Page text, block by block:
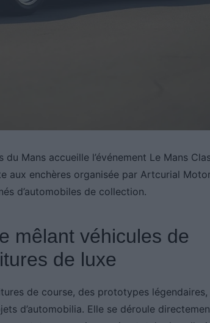
Mans accueille l’événement Le Mans
aux enchères organisée par Artcurial
d’automobiles de collection.
mêlant véhicules de
de luxe
de course, des prototypes légendaires,
d’automobilia. Elle se déroule